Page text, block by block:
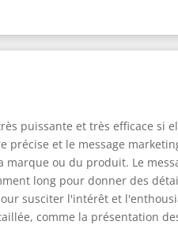
puissante et très efficace si
et le message
ou du produit. Le
long pour donner des
susciter l'intérêt et
comme la présentation